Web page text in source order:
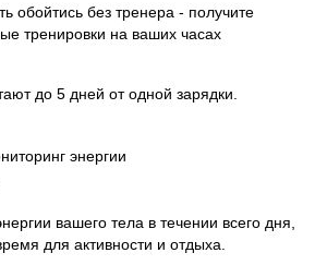
обойтись без тренера - получите
тренировки на ваших часах
до 5 дней от одной зарядки.
вашего тела в течении всего дня,
для активности и отдыха.